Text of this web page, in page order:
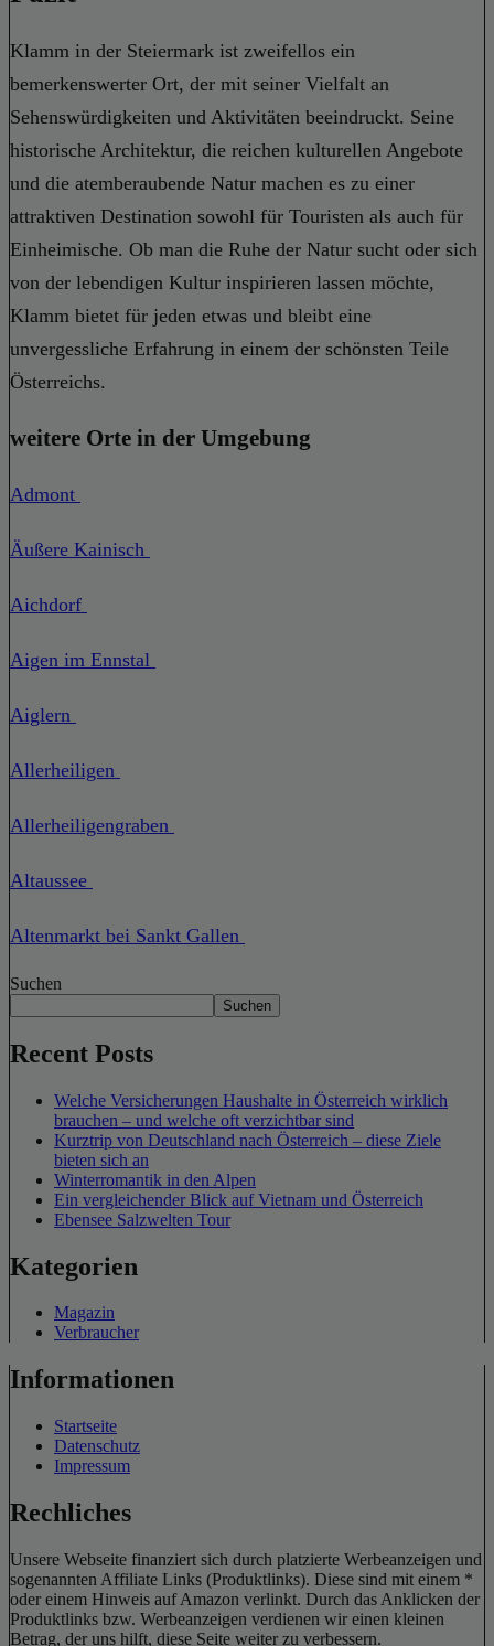
Klamm in der Steiermark ist zweifellos ein
bemerkenswerter Ort, der mit seiner Vielfalt an
Sehenswürdigkeiten und Aktivitäten beeindruckt. Seine
historische Architektur, die reichen kulturellen Angebote
und die atemberaubende Natur machen es zu einer
attraktiven Destination sowohl für Touristen als auch für
Einheimische. Ob man die Ruhe der Natur sucht oder sich
von der lebendigen Kultur inspirieren lassen möchte,
Klamm bietet für jeden etwas und bleibt eine
unvergessliche Erfahrung in einem der schönsten Teile
Österreichs.
weitere Orte in der Umgebung
Admont
Äußere Kainisch
Aichdorf
Aigen im Ennstal
Aiglern
Allerheiligen
Allerheiligengraben
Altaussee
Altenmarkt bei Sankt Gallen
Suchen
Suchen
Recent Posts
Welche Versicherungen Haushalte in Österreich wirklich
brauchen – und welche oft verzichtbar sind
Kurztrip von Deutschland nach Österreich – diese Ziele
bieten sich an
Winterromantik in den Alpen
Ein vergleichender Blick auf Vietnam und Österreich
Ebensee Salzwelten Tour
Kategorien
Magazin
Verbraucher
Informationen
Startseite
Datenschutz
Impressum
Rechliches
Unsere Webseite finanziert sich durch platzierte Werbeanzeigen und
sogenannten Affiliate Links (Produktlinks). Diese sind mit einem *
oder einem Hinweis auf Amazon verlinkt. Durch das Anklicken der
Produktlinks bzw. Werbeanzeigen verdienen wir einen kleinen
Betrag, der uns hilft, diese Seite weiter zu verbessern.